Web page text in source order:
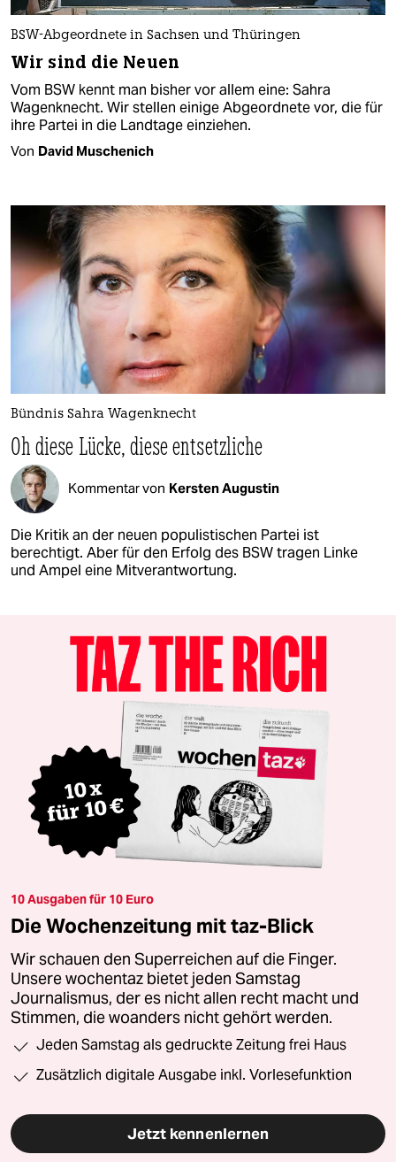
BSW-Abgeordnete in Sachsen und Thüringen
Wir sind die Neuen
Vom BSW kennt man bisher vor allem eine: Sahra
Wagenknecht. Wir stellen einige Abgeordnete vor, die für
ihre Partei in die Landtage einziehen.
Von David Muschenich
Bündnis Sahra Wagenknecht
Oh diese Lücke, diese entsetzliche​
Kommentar von Kersten Augustin
Die Kritik an der neuen populistischen Partei ist
berechtigt. Aber für den Erfolg des BSW tragen Linke
und Ampel eine Mitverantwortung.
10 Ausgaben für 10 Euro
Die Wochenzeitung mit taz-Blick
Wir schauen den Superreichen auf die Finger.
Unsere wochentaz bietet jeden Samstag
Journalismus, der es nicht allen recht macht und
Stimmen, die woanders nicht gehört werden.
Jeden Samstag als gedruckte Zeitung frei Haus
Zusätzlich digitale Ausgabe inkl. Vorlesefunktion
Jetzt kennenlernen